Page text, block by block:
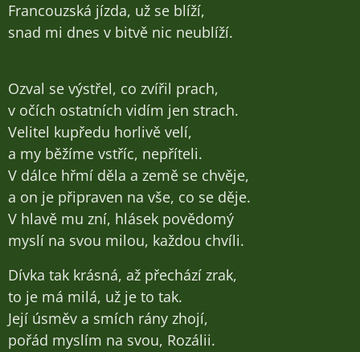
Francouzská jízda, už se blíží,
snad mi dnes v bitvě nic neublíží.
Ozval se výstřel, co zvířil prach,
v očích ostatních vidím jen strach.
Velitel kupředu horlivě velí,
a my běžíme vstříc, nepříteli.
V dálce hřmí děla a země se chvěje,
a on je připraven na vše, co se děje.
V hlavě mu zní, hlásek povědomý
myslí na svou milou, každou chvíli.
Dívka tak krásná, až přechází zrak,
to je má milá, už je to tak.
Její úsměv a smích rány zhojí,
pořád myslím na svou, Rozálii.